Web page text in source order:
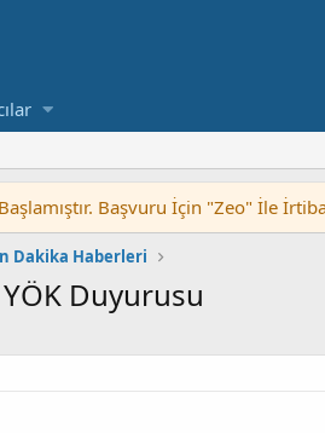
Başvuru İçin "Zeo" İle
Dakika Haberleri
Duyurusu